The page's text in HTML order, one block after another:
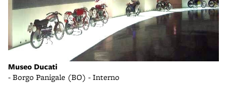
Museo Ducati
- Borgo Panigale (BO) - Interno